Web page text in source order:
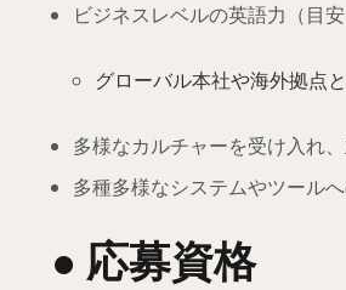
ビジネスレベルの英語力（目
グローバル本社や海外拠点
多様なカルチャーを受け入れ
多種多様なシステムやツール
● 応募資格